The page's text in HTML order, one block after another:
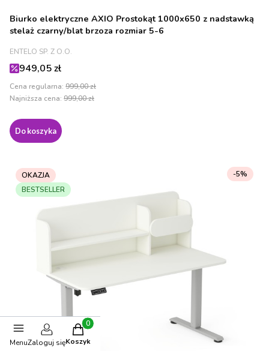
Biurko elektryczne AXIO Prostokąt 1000x650 z nadstawką
stelaż czarny/blat brzoza rozmiar 5-6
PRODUCENT
ENTELO SP. Z O.O.
Cena promocyjna
949,05 zł
Cena regularna: 999,00 zł
Najniższa cena: 999,00 zł
Do koszyka
OKAZJA
BESTSELLER
-5%
MenuZaloguj się
Produkty w koszyku: 0. Zobacz szczegóły
Koszyk